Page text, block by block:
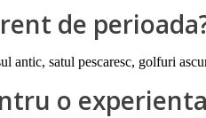
de
antic, satul pescaresc, golfuri
o